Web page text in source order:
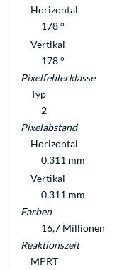
Horizontal
178 °
Vertikal
178 °
Pixelfehlerklasse
Typ
2
Pixelabstand
Horizontal
0,311 mm
Vertikal
0,311 mm
Farben
16,7 Millionen
Reaktionszeit
MPRT